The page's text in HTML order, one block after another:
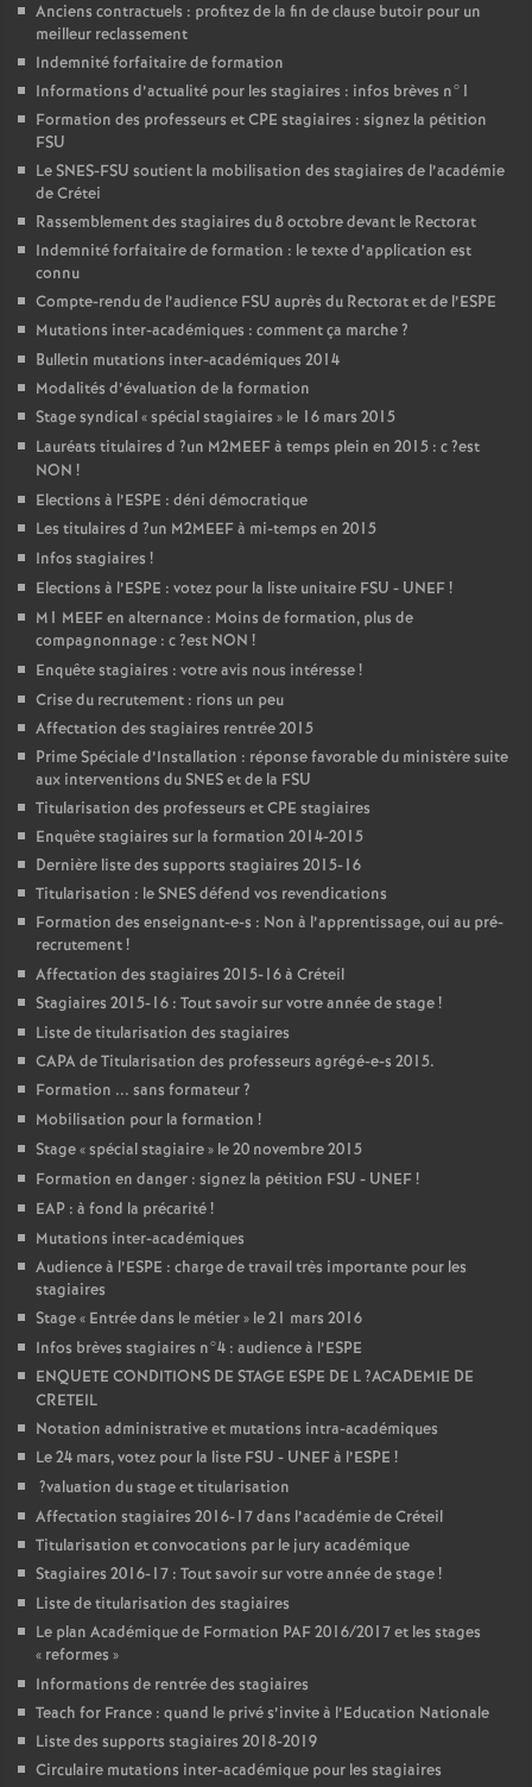
Anciens contractuels : profitez de la fin de clause butoir pour un
meilleur reclassement
Indemnité forfaitaire de formation
Informations d’actualité pour les stagiaires : infos brèves n°1
Formation des professeurs etCPE stagiaires : signez la pétition
FSU
LeSNES-FSU soutient la mobilisation des stagiaires de l’académie
de Crétei
Rassemblement des stagiaires du 8 octobre devant le Rectorat
Indemnité forfaitaire de formation : le texte d’application est
connu
Compte-rendu de l’audience FSU auprès du Rectorat et de l’ESPE
Mutations inter-académiques : comment ça marche?
Bulletin mutations inter-académiques 2014
Modalités d’évaluation de la formation
Stage syndical «spécial stagiaires » le 16 mars 2015
Lauréats titulaires d ?un M2MEEFà temps plein en 2015 : c?est
NON !
Elections à l’ESPE : déni démocratique
Les titulaires d ?un M2MEEFà mi-temps en 2015
Infos stagiaires !
Elections à l’ESPE : votez pour la liste unitaire FSU - UNEF!
M1 MEEFen alternance : Moins de formation, plus de
compagnonnage : c?est NON !
Enquête stagiaires : votre avis nous intéresse!
Crise du recrutement : rions un peu
Affectation des stagiaires rentrée 2015
Prime Spéciale d’Installation : réponse favorable du ministère suite
aux interventions duSNESet de la FSU
Titularisation des professeurs etCPE stagiaires
Enquête stagiaires sur la formation 2014-2015
Dernière liste des supports stagiaires 2015-16
Titularisation : leSNESdéfend vos revendications
Formation des enseignant-e-s : Non à l’apprentissage, oui au pré-
recrutement!
Affectation des stagiaires 2015-16 à Créteil
Stagiaires 2015-16 : Tout savoir sur votre année de stage!
Liste de titularisation des stagiaires
CAPAde Titularisation des professeurs agrégé-e-s 2015.
Formation ... sans formateur?
Mobilisation pour la formation !
Stage «spécial stagiaire» le 20 novembre 2015
Formation en danger : signez la pétition FSU - UNEF!
EAP : à fond la précarité!
Mutations inter-académiques
Audience à l’ESPE : charge de travail très importante pour les
stagiaires
Stage « Entrée dans le métier» le 21 mars 2016
Infos brèves stagiaires n°4 : audience à l’ESPE
ENQUETE CONDITIONS DE STAGE ESPE DE L?ACADEMIE DE
CRETEIL
Notation administrative et mutations intra-académiques
Le 24 mars, votez pour la liste FSU - UNEFà l’ESPE !
?valuation du stage et titularisation
Affectation stagiaires 2016-17 dans l’académie de Créteil
Titularisation et convocations par le jury académique
Stagiaires 2016-17 : Tout savoir sur votre année de stage!
Liste de titularisation des stagiaires
Le plan Académique de Formation PAF2016/2017 et les stages
« reformes »
Informations de rentrée des stagiaires
Teach for France : quand le privé s’invite à l’Education Nationale
Liste des supports stagiaires 2018-2019
Circulaire mutations inter-académique pour les stagiaires